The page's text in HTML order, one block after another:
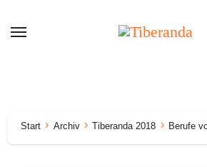
Inhalt
Start Archiv Tiberanda 2018 Berufe